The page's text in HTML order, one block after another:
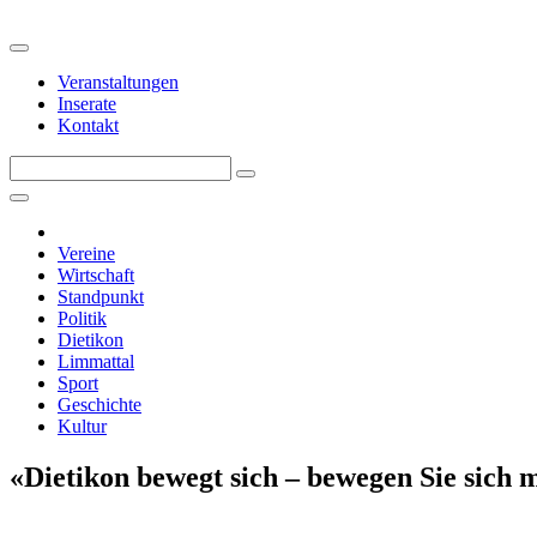
Veranstaltungen
Inserate
Kontakt
Vereine
Wirtschaft
Standpunkt
Politik
Dietikon
Limmattal
Sport
Geschichte
Kultur
«Dietikon bewegt sich – bewegen Sie sich